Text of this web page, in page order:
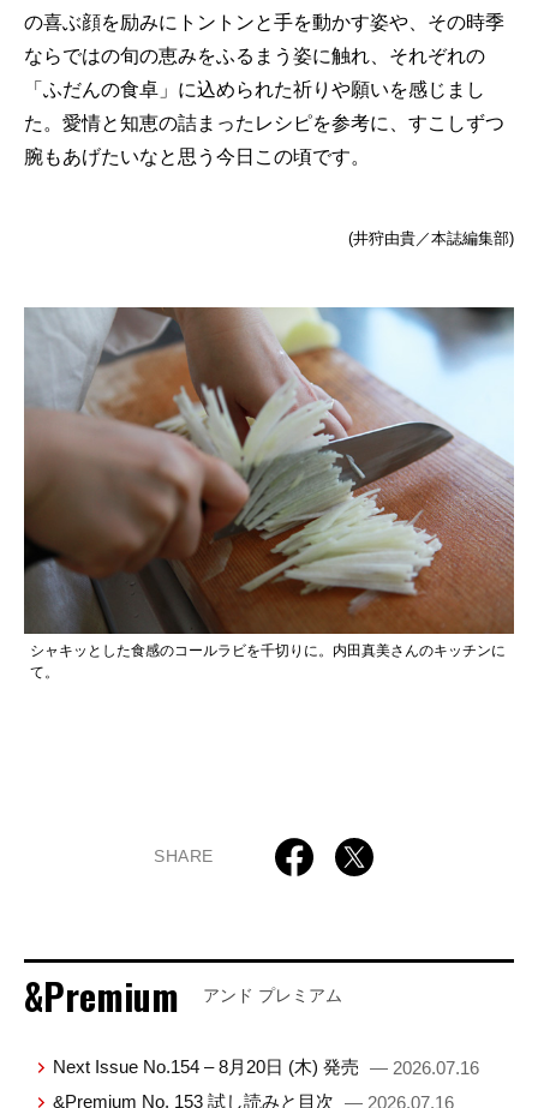
の喜ぶ顔を励みにトントンと手を動かす姿や、その時季
ならではの旬の恵みをふるまう姿に触れ、それぞれの
「ふだんの食卓」に込められた祈りや願いを感じまし
た。愛情と知恵の詰まったレシピを参考に、すこしずつ
腕もあげたいなと思う今日この頃です。
(井狩由貴／本誌編集部)
シャキッとした食感のコールラビを千切りに。内田真美さんのキッチンに
て。
SHARE
&Premium アンド プレミアム
Next Issue No.154 – 8月20日 (木) 発売 — 2026.07.16
&Premium No. 153 試し読みと目次 — 2026.07.16